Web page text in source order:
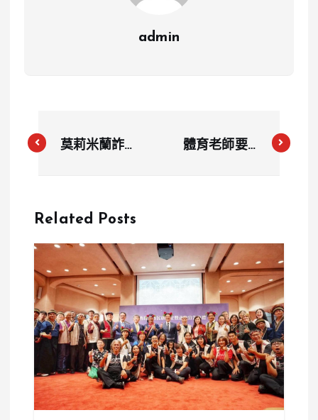
admin
莫莉米蘭詐騙
遭網暴輕生
體育老師要8
Related Posts